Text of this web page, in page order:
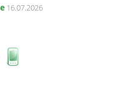
16.07.2026